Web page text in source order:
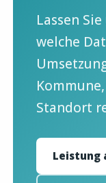
Lassen
welche
Standort
Leistung